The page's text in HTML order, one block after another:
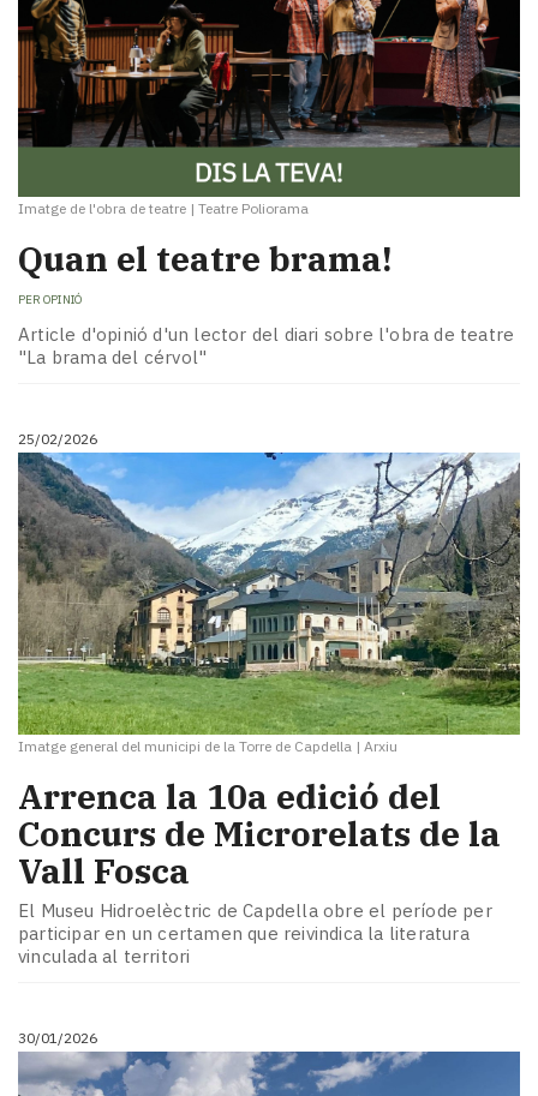
Imatge de l'obra de teatre | Teatre Poliorama
Quan el teatre brama!
PER OPINIÓ
Article d'opinió d'un lector del diari sobre l'obra de teatre
"La brama del cérvol"
25/02/2026
Imatge general del municipi de la Torre de Capdella | Arxiu
Arrenca la 10a edició del
Concurs de Microrelats de la
Vall Fosca
El Museu Hidroelèctric de Capdella obre el període per
participar en un certamen que reivindica la literatura
vinculada al territori
30/01/2026